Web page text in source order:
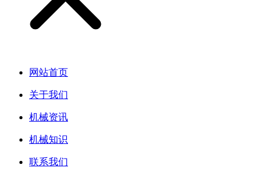
网站首页
关于我们
机械资讯
机械知识
联系我们